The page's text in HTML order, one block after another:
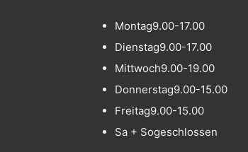
Montag9.00-17.00
Dienstag9.00-17.00
Mittwoch9.00-19.00
Donnerstag9.00-15.00
Freitag9.00-15.00
Sa + Sogeschlossen